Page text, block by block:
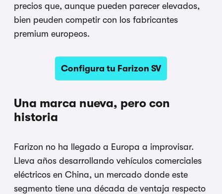
precios que, aunque pueden parecer elevados,
bien peuden competir con los fabricantes
premium europeos.
Configura tu Farizon SV
Una marca nueva, pero con
historia
Farizon no ha llegado a Europa a improvisar.
Lleva años desarrollando vehículos comerciales
eléctricos en China, un mercado donde este
segmento tiene una década de ventaja respecto